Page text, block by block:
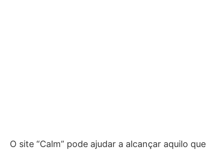
O site “Calm” pode ajudar a alcançar aquilo que